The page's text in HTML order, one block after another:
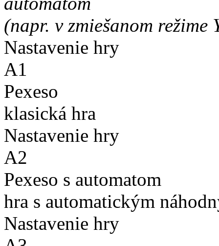
(napr. v zmiešanom režime
Nastavenie hry
A1
Pexeso
klasická hra
Nastavenie hry
A2
Pexeso s automatom
hra s automatickým
Nastavenie hry